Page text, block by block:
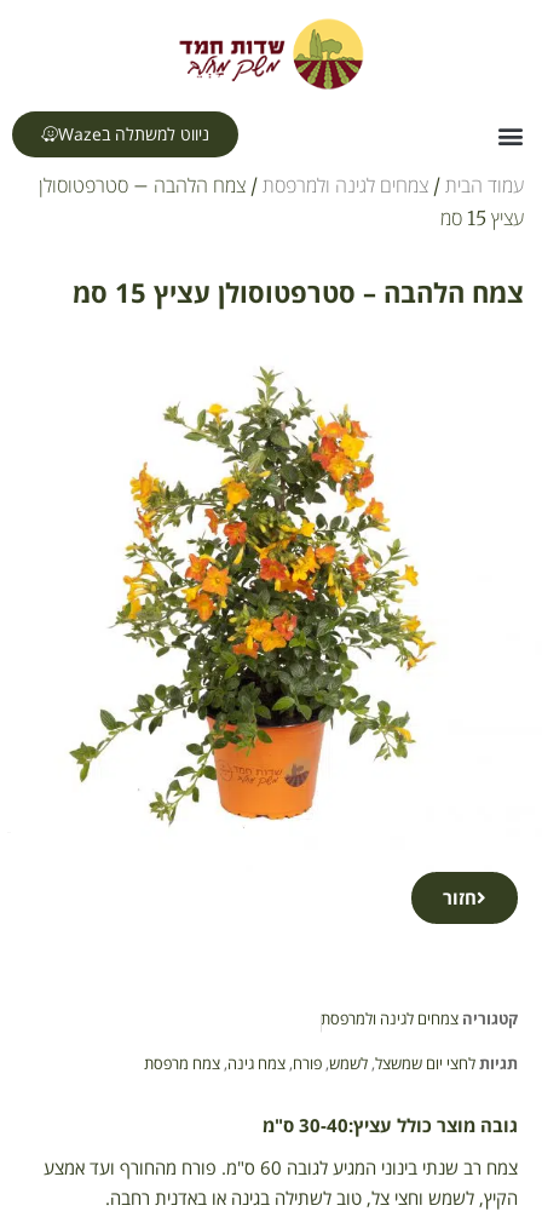
ניווט למשתלה בWaze
עמוד הבית / צמחים לגינה ולמרפסת / צמח הלהבה – סטרפטוסולן
עציץ 15 סמ
צמח הלהבה – סטרפטוסולן עציץ 15 סמ
חזור
קטגוריה צמחים לגינה ולמרפסת
תגיותלחצי יום שמשצל, לשמש, פורח, צמח גינה, צמח מרפסת
גובה מוצר כולל עציץ:30-40 ס"מ
צמח רב שנתי בינוני המגיע לגובה 60 ס"מ. פורח מהחורף ועד אמצע
הקיץ, לשמש וחצי צל, טוב לשתילה בגינה או באדנית רחבה.